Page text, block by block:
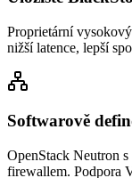
Proprietární
nižší latence, lepší
Softwarově
OpenStack Neutron
firewallem.